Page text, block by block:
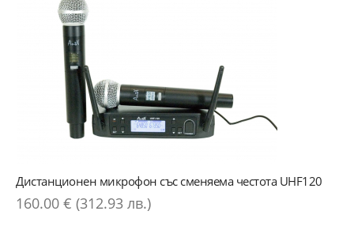
Дистанционен микрофон със сменяема честота UHF120
160.00 € (312.93 лв.)